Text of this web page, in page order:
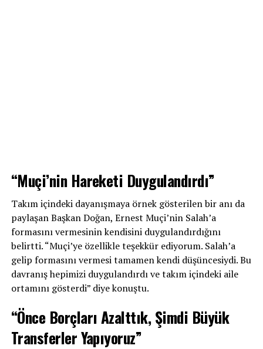
“Muçi’nin Hareketi Duygulandırdı”
Takım içindeki dayanışmaya örnek gösterilen bir anı da
paylaşan Başkan Doğan, Ernest Muçi’nin Salah’a
formasını vermesinin kendisini duygulandırdığını
belirtti. “Muçi’ye özellikle teşekkür ediyorum. Salah’a
gelip formasını vermesi tamamen kendi düşüncesiydi. Bu
davranış hepimizi duygulandırdı ve takım içindeki aile
ortamını gösterdi” diye konuştu.
“Önce Borçları Azalttık, Şimdi Büyük
Transferler Yapıyoruz”